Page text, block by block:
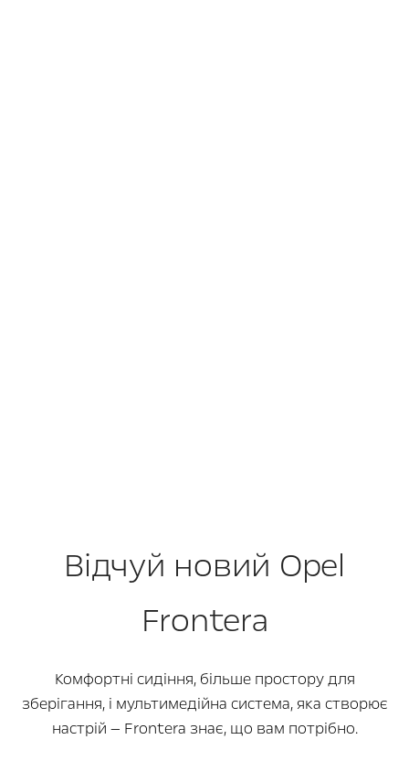
Відчуй новий Opel
Frontera
Комфортні сидіння, більше простору для
зберігання, і мультимедійна система, яка створює
настрій — Frontera знає, що вам потрібно.